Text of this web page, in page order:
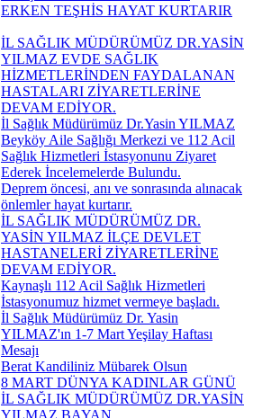
ERKEN TEŞHİS HAYAT KURTARIR
İL SAĞLIK MÜDÜRÜMÜZ DR.YASİN
YILMAZ EVDE SAĞLIK
HİZMETLERİNDEN FAYDALANAN
HASTALARI ZİYARETLERİNE
DEVAM EDİYOR.
İl Sağlık Müdürümüz Dr.Yasin YILMAZ
Beyköy Aile Sağlığı Merkezi ve 112 Acil
Sağlık Hizmetleri İstasyonunu Ziyaret
Ederek İncelemelerde Bulundu.
Deprem öncesi, anı ve sonrasında alınacak
önlemler hayat kurtarır.
İL SAĞLIK MÜDÜRÜMÜZ DR.
YASİN YILMAZ İLÇE DEVLET
HASTANELERİ ZİYARETLERİNE
DEVAM EDİYOR.
Kaynaşlı 112 Acil Sağlık Hizmetleri
İstasyonumuz hizmet vermeye başladı.
İl Sağlık Müdürümüz Dr. Yasin
YILMAZ'ın 1-7 Mart Yeşilay Haftası
Mesajı
Berat Kandiliniz Mübarek Olsun
8 MART DÜNYA KADINLAR GÜNÜ
İL SAĞLIK MÜDÜRÜMÜZ DR.YASİN
YILMAZ BAYAN